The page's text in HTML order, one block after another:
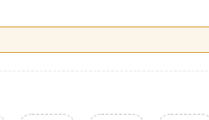
AVAILABILITY